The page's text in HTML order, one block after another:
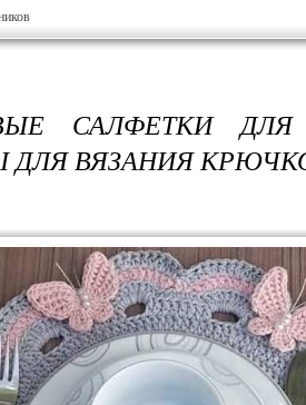
САЛФЕТКИ ДЛЯ
ДЛЯ ВЯЗАНИЯ